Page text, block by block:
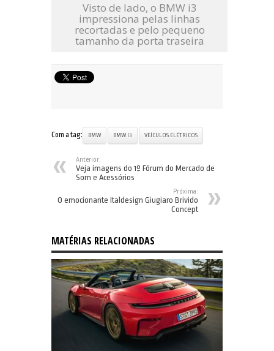
Visto de lado, o BMW i3
impressiona pelas linhas
recortadas e pelo pequeno
tamanho da porta traseira
Com a tag: BMW BMW I3 VEÍCULOS ELÉTRICOS
Anterior:
Veja imagens do 1º Fórum do Mercado de
Som e Acessórios
Próxima:
O emocionante Italdesign Giugiaro Brivido
Concept
MATÉRIAS RELACIONADAS